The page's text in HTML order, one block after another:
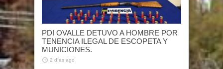
PDI OVALLE DETUVO A HOMBRE POR
TENENCIA ILEGAL DE ESCOPETA Y
MUNICIONES.
2 días ago